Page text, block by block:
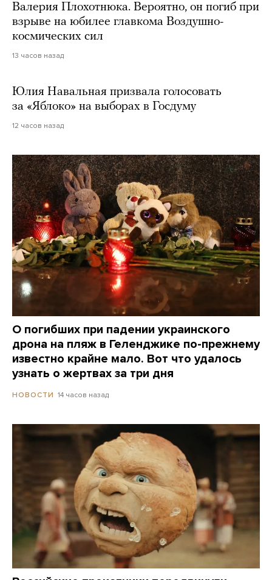
Валерия Плохотнюка. Вероятно, он погиб при
взрыве на юбилее главкома Воздушно-
космических сил
13 часов назад
Юлия Навальная призвала голосовать
за «Яблоко» на выборах в Госдуму
12 часов назад
О погибших при падении украинского
дрона на пляж в Геленджике по-прежнему
известно крайне мало. Вот что удалось
узнать о жертвах за три дня
НОВОСТИ 14 часов назад